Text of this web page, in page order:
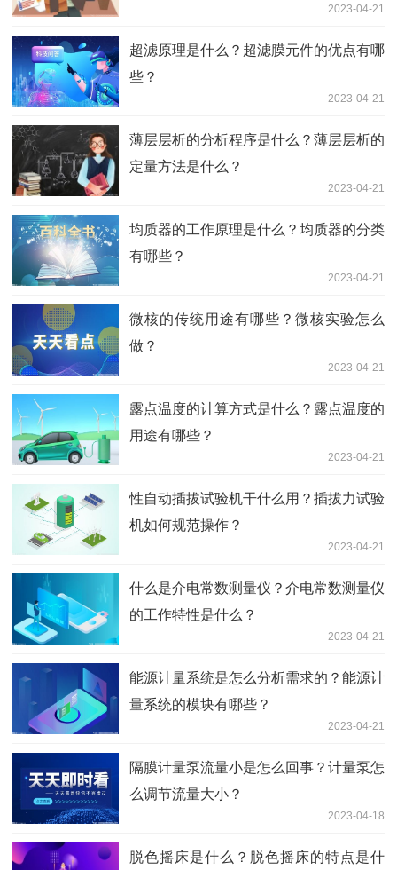
2023-04-21
超滤原理是什么？超滤膜元件的优点有哪
些？
2023-04-21
薄层层析的分析程序是什么？薄层层析的
定量方法是什么？
2023-04-21
均质器的工作原理是什么？均质器的分类
有哪些？
2023-04-21
微核的传统用途有哪些？微核实验怎么
做？
2023-04-21
露点温度的计算方式是什么？露点温度的
用途有哪些？
2023-04-21
性自动插拔试验机干什么用？插拔力试验
机如何规范操作？
2023-04-21
什么是介电常数测量仪？介电常数测量仪
的工作特性是什么？
2023-04-21
能源计量系统是怎么分析需求的？能源计
量系统的模块有哪些？
2023-04-21
隔膜计量泵流量小是怎么回事？计量泵怎
么调节流量大小？
2023-04-18
脱色摇床是什么？脱色摇床的特点是什